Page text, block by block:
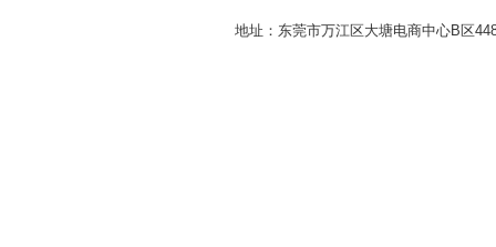
地址：东莞市万江区大塘电商中心B区